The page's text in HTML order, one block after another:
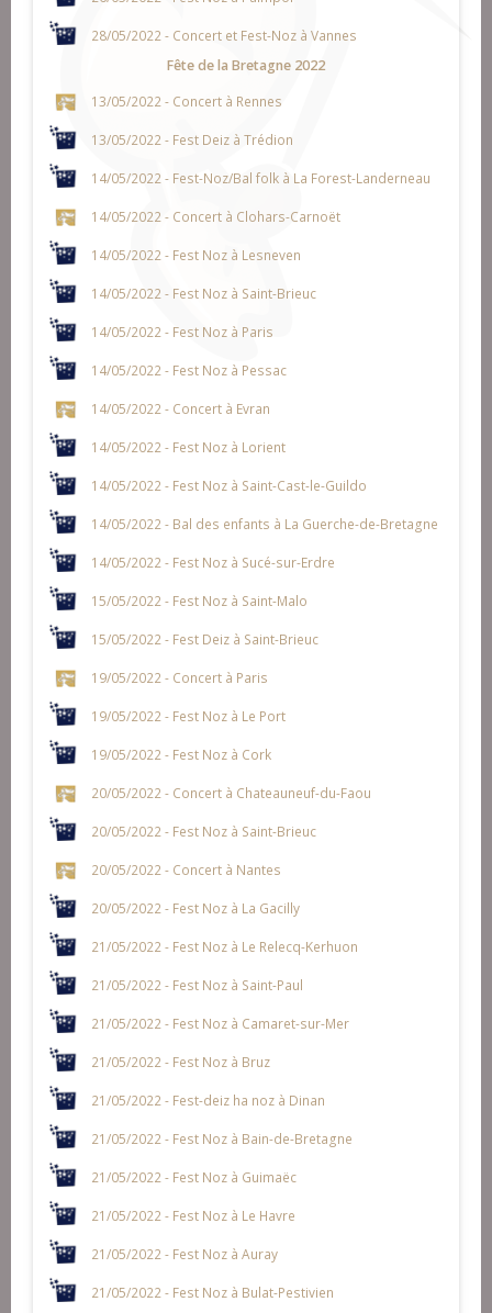
28/05/2022 - Concert et Fest-Noz à Vannes
Fête de la Bretagne 2022
13/05/2022 - Concert à Rennes
13/05/2022 - Fest Deiz à Trédion
14/05/2022 - Fest-Noz/Bal folk à La Forest-Landerneau
14/05/2022 - Concert à Clohars-Carnoët
14/05/2022 - Fest Noz à Lesneven
14/05/2022 - Fest Noz à Saint-Brieuc
14/05/2022 - Fest Noz à Paris
14/05/2022 - Fest Noz à Pessac
14/05/2022 - Concert à Evran
14/05/2022 - Fest Noz à Lorient
14/05/2022 - Fest Noz à Saint-Cast-le-Guildo
14/05/2022 - Bal des enfants à La Guerche-de-Bretagne
14/05/2022 - Fest Noz à Sucé-sur-Erdre
15/05/2022 - Fest Noz à Saint-Malo
15/05/2022 - Fest Deiz à Saint-Brieuc
19/05/2022 - Concert à Paris
19/05/2022 - Fest Noz à Le Port
19/05/2022 - Fest Noz à Cork
20/05/2022 - Concert à Chateauneuf-du-Faou
20/05/2022 - Fest Noz à Saint-Brieuc
20/05/2022 - Concert à Nantes
20/05/2022 - Fest Noz à La Gacilly
21/05/2022 - Fest Noz à Le Relecq-Kerhuon
21/05/2022 - Fest Noz à Saint-Paul
21/05/2022 - Fest Noz à Camaret-sur-Mer
21/05/2022 - Fest Noz à Bruz
21/05/2022 - Fest-deiz ha noz à Dinan
21/05/2022 - Fest Noz à Bain-de-Bretagne
21/05/2022 - Fest Noz à Guimaëc
21/05/2022 - Fest Noz à Le Havre
21/05/2022 - Fest Noz à Auray
21/05/2022 - Fest Noz à Bulat-Pestivien